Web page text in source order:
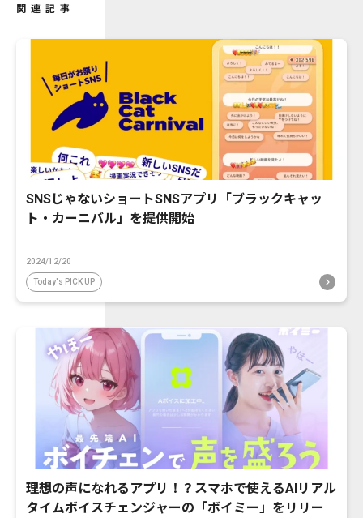
関連記事
SNSじゃないショートSNSアプリ「ブラックキャッ
ト・カーニバル」を提供開始
2024/12/20
Today's PICK UP
理想の声になれるアプリ！？スマホで使えるAIリアル
タイムボイスチェンジャーの「ボイミー」をリリー